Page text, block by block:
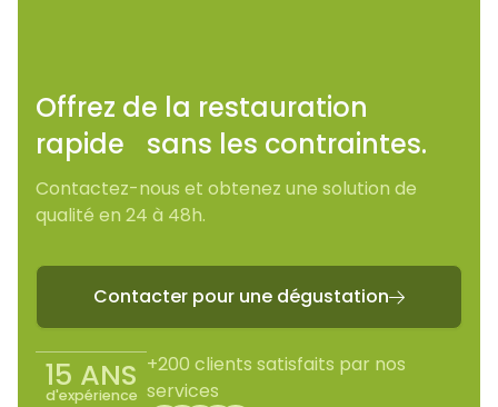
Offrez de la restauration
rapide sans les contraintes.
Contactez-nous et obtenez une solution de
qualité en 24 à 48h.
Contacter pour une dégustation
15 ANS
d'expérience
+200 clients satisfaits par nos
services